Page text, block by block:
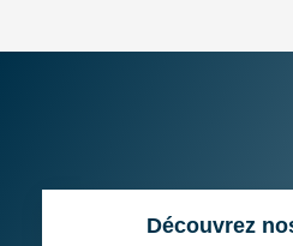
Découvrez